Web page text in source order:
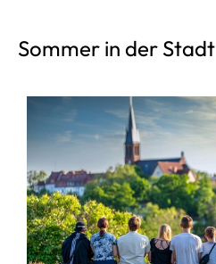
Sommer in der Stadt